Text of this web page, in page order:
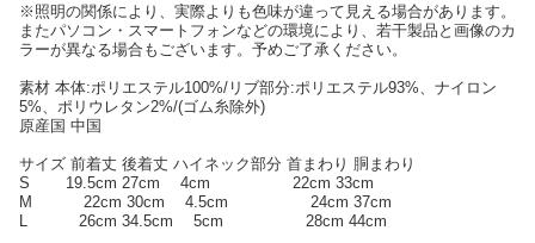
※照明の関係により、実際よりも色味が違って見える場合があります。
またパソコン・スマートフォンなどの環境により、若干製品と画像のカ
ラーが異なる場合もございます。予めご了承ください。
素材 本体:ポリエステル100%/リブ部分:ポリエステル93%、ナイロン
5%、ポリウレタン2%/(ゴム糸除外)
原産国 中国
サイズ 前着丈 後着丈 ハイネック部分 首まわり 胴まわり
S 19.5cm 27cm 4cm 22cm 33cm
M 22cm 30cm 4.5cm 24cm 37cm
L 26cm 34.5cm 5cm 28cm 44cm